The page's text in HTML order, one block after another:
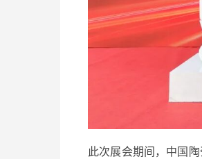
此次展会期间，中国